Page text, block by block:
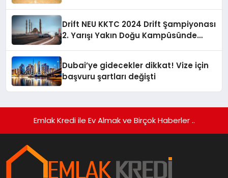
Drift NEU KKTC 2024 Drift Şampiyonası
2. Yarışı Yakın Doğu Kampüsünde
Dubai’ye gidecekler dikkat! Vize için
başvuru şartları değişti
Emlak Kredi ile Ev Almak ve Birçok Haberler ..